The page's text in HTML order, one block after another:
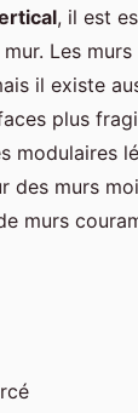
, il est
Les
il existe
plus
modulaires
des murs
murs